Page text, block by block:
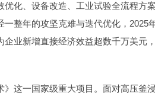
化、设备改造、工业试验全流程方
整年的攻坚克难与迭代优化，2025
业新增直接经济效益超数千万美元
这一国家级重大项目。面对高压釜